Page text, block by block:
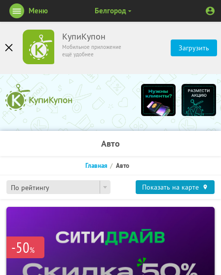
КупиКупон
Мобильное приложение
ещё удобнее
Загрузить
Меню Белгород
Авто
По рейтингу
Главная Авто
Показать на карте
-50%